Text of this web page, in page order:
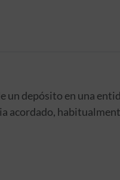
un depósito en una
acordado,